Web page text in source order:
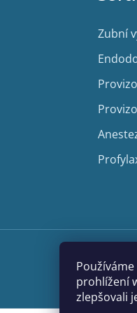
prohlížení
zlepšovali
Zubní